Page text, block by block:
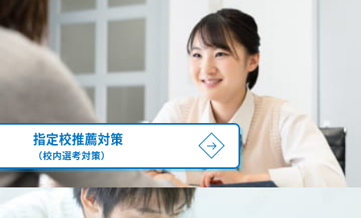
指定校推薦対策
（校内選考対策）